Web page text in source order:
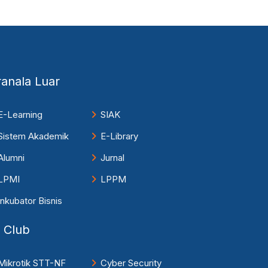
Luar
Learning
SIAK
Akademik
E-Library
Jurnal
LPPM
Bisnis
Club
STT-NF Cyber Security